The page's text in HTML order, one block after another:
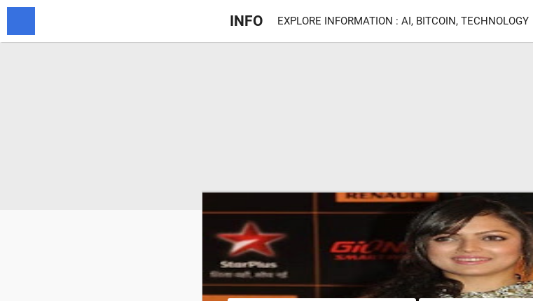
INFO EXPLORE INFORMATION : AI, BITCOIN, TECHNOLOGY